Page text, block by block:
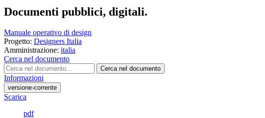
Documenti pubblici, digitali.
Manuale operativo di design
Progetto: Designers Italia
Amministrazione: italia
Cerca nel documento
Cerca nel documento
Informazioni
versione-corrente
Scarica
pdf